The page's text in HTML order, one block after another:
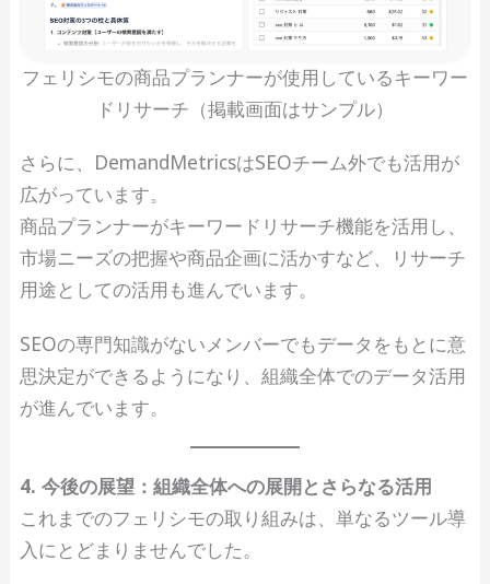
フェリシモの商品プランナーが使用しているキーワー
ドリサーチ（掲載画面はサンプル）
さらに、DemandMetricsはSEOチーム外でも活用が
広がっています。
商品プランナーがキーワードリサーチ機能を活用し、
市場ニーズの把握や商品企画に活かすなど、リサーチ
用途としての活用も進んでいます。
SEOの専門知識がないメンバーでもデータをもとに意
思決定ができるようになり、組織全体でのデータ活用
が進んでいます。
4. 今後の展望：組織全体への展開とさらなる活用
これまでのフェリシモの取り組みは、単なるツール導
入にとどまりませんでした。